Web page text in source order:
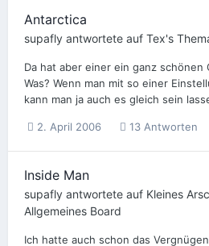
Antarctica
supafly antwortete auf Tex's
Da hat aber einer ein ganz schönen
Was? Wenn man mit so einer
kann man ja auch es gleich sein
2. April 2006 13 Antworten
Inside Man
supafly antwortete auf Kleines
Allgemeines Board
Ich hatte auch schon das